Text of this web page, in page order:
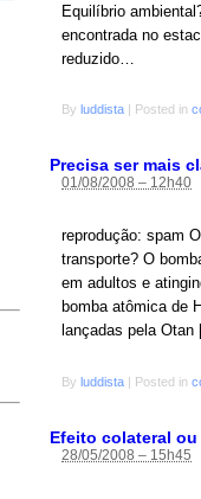
Equilíbrio
encontrada no
reduzido…
By luddista | Posted in
Precisa ser mais
01/08/2008 – 12h40
reprodução: spam
transporte? O
em adultos e
bomba atômica de
lançadas pela
By luddista | Posted in
Efeito colateral
28/05/2008 – 15h45